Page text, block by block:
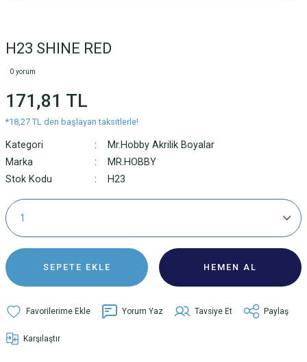
H23 SHINE RED
0 yorum
171,81 TL
*18,27 TL den başlayan taksitlerle!
Kategori
Mr.Hobby Akrilik Boyalar
Marka
MR.HOBBY
Stok Kodu
H23
SEPETE EKLE HEMEN AL
Yorum Yaz Tavsiye Et Paylaş
Karşılaştır